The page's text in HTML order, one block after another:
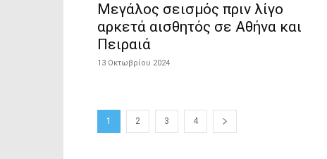
Μεγάλος σεισμός πριν λίγο
αρκετά αισθητός σε Αθήνα και
Πειραιά
13 Οκτωβρίου 2024
1 2 3 4